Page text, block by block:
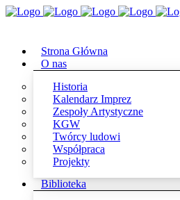
Strona Główna
O nas
Historia
Kalendarz Imprez
Zespoły Artystyczne
KGW
Twórcy ludowi
Współpraca
Projekty
Biblioteka